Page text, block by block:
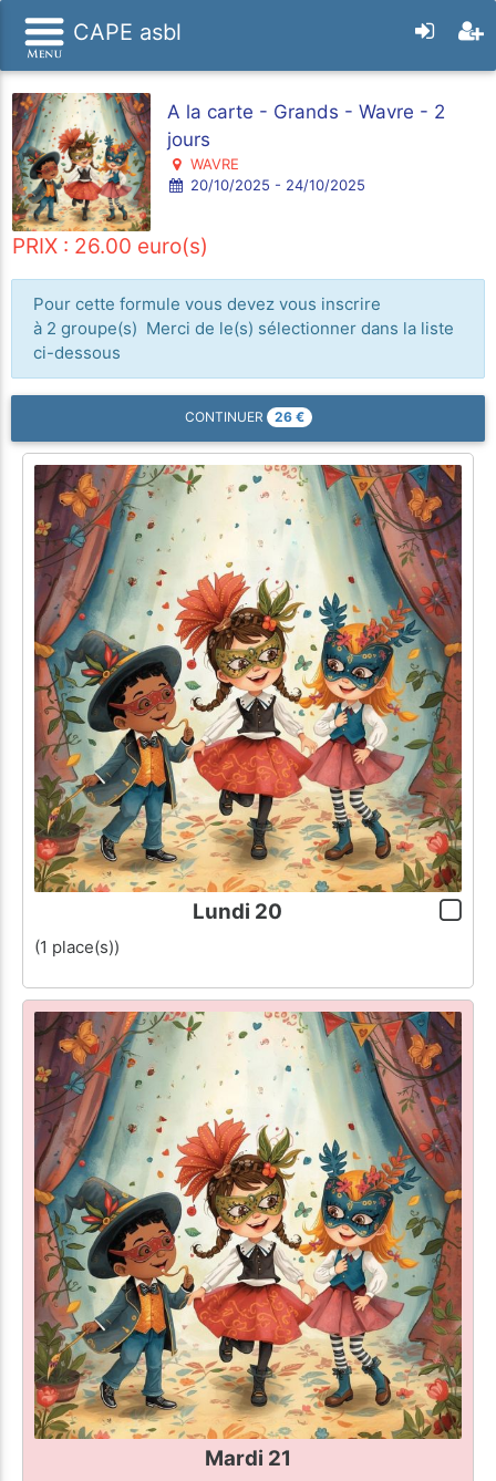
CAPE asbl
A la carte - Grands - Wavre - 2
jours
WAVRE
20/10/2025 - 24/10/2025
PRIX : 26.00 euro(s)
Pour cette formule vous devez vous inscrire
à 2 groupe(s) Merci de le(s) sélectionner dans la liste
ci-dessous
CONTINUER 26 €
Lundi 20
(1 place(s))
Mardi 21